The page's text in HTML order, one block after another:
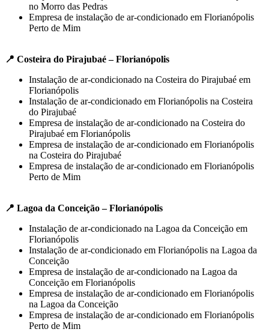
no Morro das Pedras
Empresa de instalação de ar-condicionado em Florianópolis
Perto de Mim
📍 Costeira do Pirajubaé – Florianópolis
Instalação de ar-condicionado na Costeira do Pirajubaé em
Florianópolis
Instalação de ar-condicionado em Florianópolis na Costeira
do Pirajubaé
Empresa de instalação de ar-condicionado na Costeira do
Pirajubaé em Florianópolis
Empresa de instalação de ar-condicionado em Florianópolis
na Costeira do Pirajubaé
Empresa de instalação de ar-condicionado em Florianópolis
Perto de Mim
📍 Lagoa da Conceição – Florianópolis
Instalação de ar-condicionado na Lagoa da Conceição em
Florianópolis
Instalação de ar-condicionado em Florianópolis na Lagoa da
Conceição
Empresa de instalação de ar-condicionado na Lagoa da
Conceição em Florianópolis
Empresa de instalação de ar-condicionado em Florianópolis
na Lagoa da Conceição
Empresa de instalação de ar-condicionado em Florianópolis
Perto de Mim